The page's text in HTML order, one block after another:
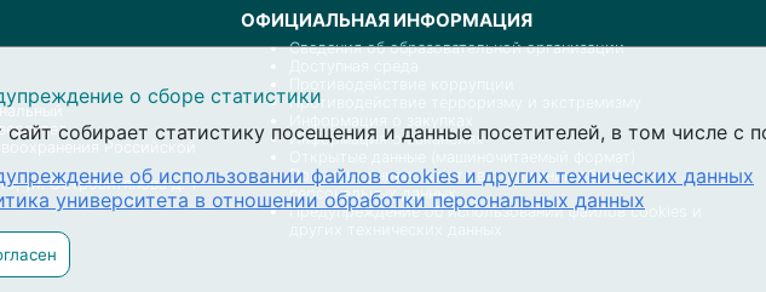
Российской
ул. Островитянова д. 1
ОФИЦИАЛЬНАЯ ИНФОРМАЦИЯ
Сведения об образовательной организации
Противодействие терроризму и экстремизму
Информация о вакансиях
Политика университета в отношении обработки
персональных данных
Предупреждение об использовании файлов cookies и
о сборе статистики
сайт собирает статистику посещения и данные посетителей, в том числе
об использовании файлов cookies и других технических данных
университета в отношении обработки персональных данных